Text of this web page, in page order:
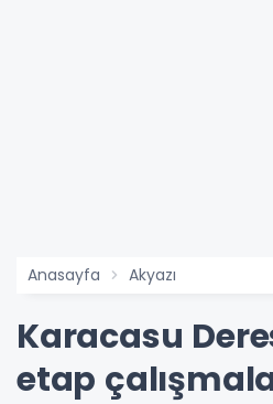
Anasayfa Akyazı
Karacasu
etap